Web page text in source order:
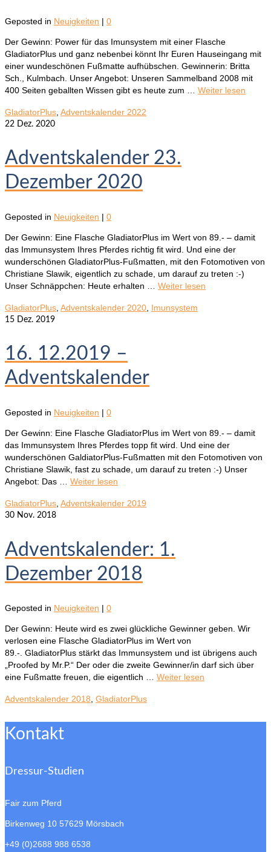
Geposted in Neuigkeiten | 0
Der Gewinn: Power für das Imunsystem mit einer Flasche
GladiatorPlus und ganz nebenbei könnt Ihr Euren Hauseingang mit
einer wundeschönen Fußmatte aufhübschen. Gewinnerin: Britta
Sch., Kulmbach. Unser Angebot: Unseren Sammelband 2008 mit
400 Seiten geballten Wissen gibt es heute zum … Weiter lesen
GladiatorPlus Adventskalender 2022
22 Dez. 2020
Adventskalender 23.
Dezember 2020
Geposted in Neuigkeiten | 0
Der Gewinn: Eine Flasche GladiatorPlus im Wert von 89.- – damit
das Immunsystem Ihres Pferdes richtig fit wird. Und eine der
wunderschönen GladiatorPlus-Fußmatten, mit den Fotomotiven von
Christiane Slawik, eigentlich zu schade, um darauf zu treten :-)
Unser Schnäppchen: Heute erhalten … Weiter lesen
GladiatorPlus Adventskalender 2020 Imunsystem
15 Dez. 2019
16. 12.2019 –
Adventskalender
Geposted in Neuigkeiten | 0
Der Gewinn: Eine Flasche GladiatorPlus im Wert von 89.- – damit
das Immunsystem Ihres Pferdes topp fit wird. Und eine der
wunderschönen GaldiatorPlus-Fußmatten mit den Fotomotiven von
Christiane Slawik, fast zu schade, um darauf zu treten :-) Unser
Angebot: Das … Weiter lesen
GladiatorPlus Adventskalender 2019
30 Nov. 2018
Adventskalender: 1.
Dezember 2018
Geposted in Neuigkeiten | 0
Der Gewinn: Heute wird es zwei glückliche Gewinner geben. Wir
verlosen eine Flasche GladiatorPlus im Wert von
89.-. GladiatorPlus stärkt das Immunsystem und ist übrigens auch
„Proofed by Mr.P.“ Der oder die zweite Gewinner/in darf sich über
eine Fußmatte freuen, die eigentlich … Weiter lesen
Adventskalender 2018 GladiatorPlus
Kontakt
Dressur-Studien
Fair zum Pferd
Birkenweg 10 57629 Mörsbach
+49 (0)2688 988 6538